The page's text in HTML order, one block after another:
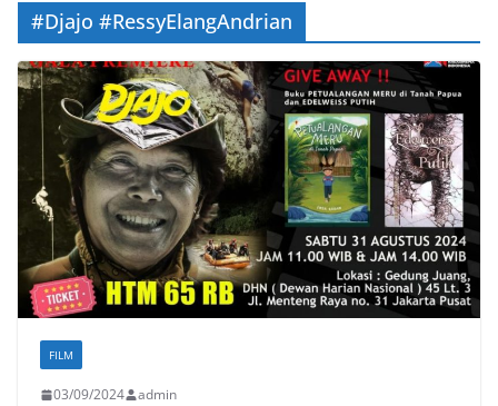
#Djajo #RessyElangAndrian
FILM
03/09/2024 admin